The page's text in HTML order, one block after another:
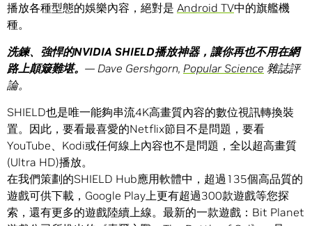
播放各種型態的娛樂內容，絕對是 Android TV中的旗艦機
種。
洗鍊、強悍的NVIDIA SHIELD播放神器，讓你再也不用在網
路上顛簸難堪。 — Dave Gershgorn, Popular Science 雜誌評
論。
SHIELD也是唯一能夠串流4K高畫質內容的數位視訊轉換裝
置。因此，要看最喜愛的Netflix節目不是問題，要看
YouTube、Kodi或任何線上內容也不是問題，全以超高畫質
(Ultra HD)播放。
在我們策劃的SHIELD Hub應用軟體中，超過135個高品質的
遊戲可供下載，Google Play上更有超過300款遊戲等您探
索，還有更多的遊戲陸續上線。最新的一款遊戲：Bit Planet